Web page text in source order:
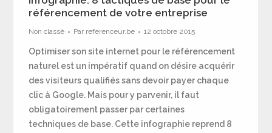
référencement de votre entreprise
Non classé Par referenceur.be 12 octobre 2015
Optimiser son site internet pour le référencement
naturel est un impératif quand on désire acquérir
des visiteurs qualifiés sans devoir payer chaque
clic à Google. Mais pour y parvenir, il faut
obligatoirement passer par certaines
techniques de base. Cette infographie reprend 8